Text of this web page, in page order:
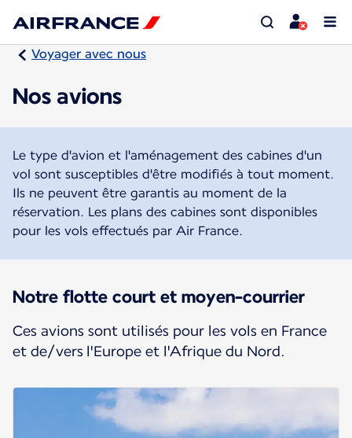
Voyager avec nous
Nos avions
Le type d'avion et l'aménagement des cabines d'un
vol sont susceptibles d'être modifiés à tout moment.
Ils ne peuvent être garantis au moment de la
réservation. Les plans des cabines sont disponibles
pour les vols effectués par Air France.
Notre flotte court et moyen-courrier
Ces avions sont utilisés pour les vols en France
et de/vers l'Europe et l'Afrique du Nord.